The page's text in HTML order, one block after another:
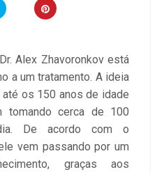
Alex Zhavoronkov está
a um tratamento. A ideia
os 150 anos de idade
cerca de 100
De acordo com o
vem passando por um
graças aos